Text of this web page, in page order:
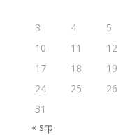
3
4 5
10
11 12
17
18 19
24
25 26
31
« srp